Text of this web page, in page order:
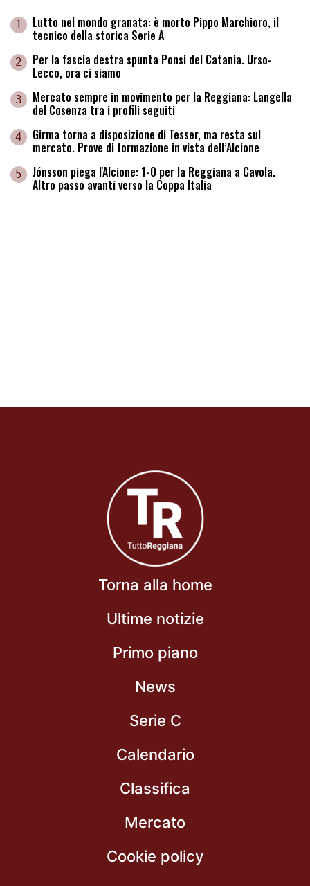
1 Lutto nel mondo granata: è morto Pippo Marchioro, il
tecnico della storica Serie A
2 Per la fascia destra spunta Ponsi del Catania. Urso-
Lecco, ora ci siamo
3 Mercato sempre in movimento per la Reggiana: Langella
del Cosenza tra i profili seguiti
4 Girma torna a disposizione di Tesser, ma resta sul
mercato. Prove di formazione in vista dell’Alcione
5 Jónsson piega l'Alcione: 1-0 per la Reggiana a Cavola.
Altro passo avanti verso la Coppa Italia
Torna alla home
Ultime notizie
Primo piano
News
Serie C
Calendario
Classifica
Mercato
Cookie policy